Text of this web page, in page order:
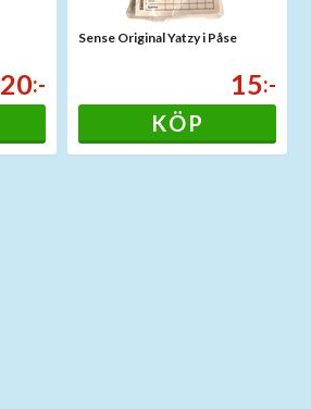
20:-
Sense Original Yatzy i Påse
15:-
KÖP